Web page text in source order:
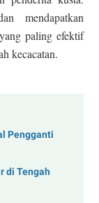
mendapatkan
paling efektif
kecacatan.
Pengganti
di Tengah